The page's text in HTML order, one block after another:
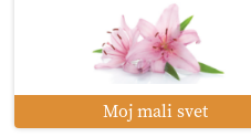
Moj mali svet
sistemi
požaru